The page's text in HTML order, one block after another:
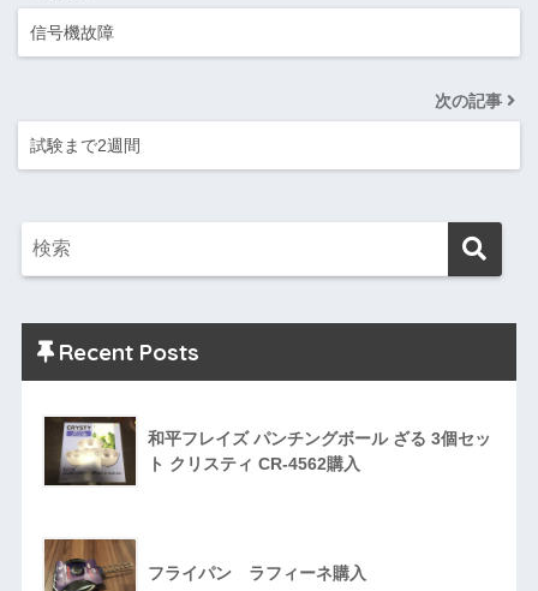
信号機故障
次の記事
試験まで2週間
Recent Posts
和平フレイズ パンチングボール ざる 3個セッ
ト クリスティ CR-4562購入
フライパン ラフィーネ購入